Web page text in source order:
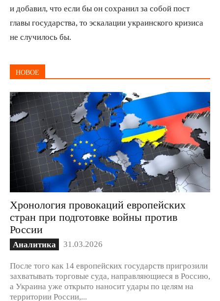
и добавил, что если бы он сохранил за собой пост
главы государства, то эскалации украинского кризиса
не случилось бы.
НОВОЕ
Хронология провокаций европейских
стран при подготовке войны против
России
Аналитика 31.03.2026
После того как 14 европейских государств пригрозили
захватывать торговые суда, направляющиеся в Россию,
а Украина уже открыто наносит удары по целям на
территории России,...